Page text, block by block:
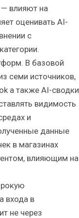
— влияют на
оценивать AI-
с
В базовой
семи источников,
а также AI-сводки
видимость
и
данные
в магазинах
влияющим на
входа в
не через